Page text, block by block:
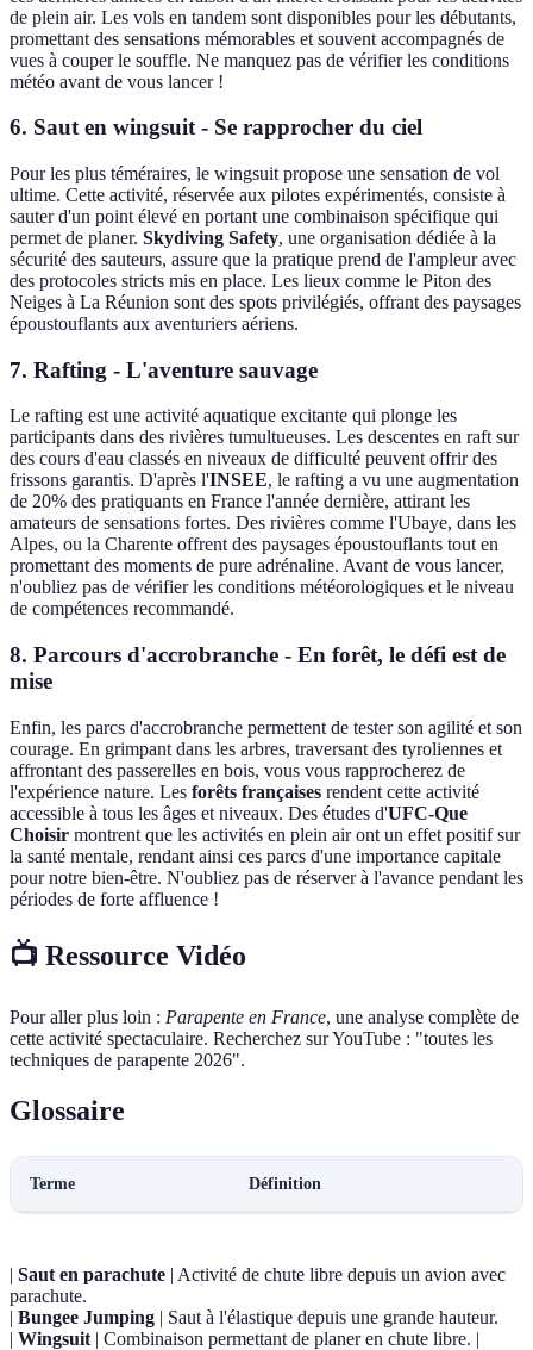
de plein air. Les vols en tandem sont disponibles pour les débutants,
promettant des sensations mémorables et souvent accompagnés de
vues à couper le souffle. Ne manquez pas de vérifier les conditions
météo avant de vous lancer !
6. Saut en wingsuit - Se rapprocher du ciel
Pour les plus téméraires, le wingsuit propose une sensation de vol
ultime. Cette activité, réservée aux pilotes expérimentés, consiste à
sauter d'un point élevé en portant une combinaison spécifique qui
permet de planer. Skydiving Safety, une organisation dédiée à la
sécurité des sauteurs, assure que la pratique prend de l'ampleur avec
des protocoles stricts mis en place. Les lieux comme le Piton des
Neiges à La Réunion sont des spots privilégiés, offrant des paysages
époustouflants aux aventuriers aériens.
7. Rafting - L'aventure sauvage
Le rafting est une activité aquatique excitante qui plonge les
participants dans des rivières tumultueuses. Les descentes en raft sur
des cours d'eau classés en niveaux de difficulté peuvent offrir des
frissons garantis. D'après l'INSEE, le rafting a vu une augmentation
de 20% des pratiquants en France l'année dernière, attirant les
amateurs de sensations fortes. Des rivières comme l'Ubaye, dans les
Alpes, ou la Charente offrent des paysages époustouflants tout en
promettant des moments de pure adrénaline. Avant de vous lancer,
n'oubliez pas de vérifier les conditions météorologiques et le niveau
de compétences recommandé.
8. Parcours d'accrobranche - En forêt, le défi est de
mise
Enfin, les parcs d'accrobranche permettent de tester son agilité et son
courage. En grimpant dans les arbres, traversant des tyroliennes et
affrontant des passerelles en bois, vous vous rapprocherez de
l'expérience nature. Les forêts françaises rendent cette activité
accessible à tous les âges et niveaux. Des études d'UFC-Que
Choisir montrent que les activités en plein air ont un effet positif sur
la santé mentale, rendant ainsi ces parcs d'une importance capitale
pour notre bien-être. N'oubliez pas de réserver à l'avance pendant les
périodes de forte affluence !
📺 Ressource Vidéo
Pour aller plus loin : Parapente en France, une analyse complète de
cette activité spectaculaire. Recherchez sur YouTube : "toutes les
techniques de parapente 2026".
Glossaire
Terme Définition
| Saut en parachute | Activité de chute libre depuis un avion avec
parachute.
| Bungee Jumping | Saut à l'élastique depuis une grande hauteur.
| Wingsuit | Combinaison permettant de planer en chute libre. |